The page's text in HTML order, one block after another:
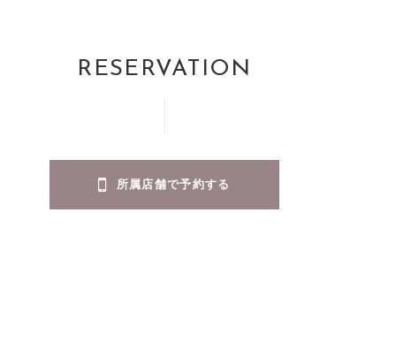
RESERVATION
所属店舗で予約する